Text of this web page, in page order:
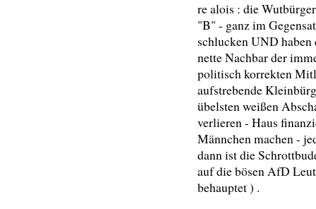
re alois : die
"B" - ganz im
schlucken UND
nette Nachbar der
politisch korrekten
aufstrebende
übelsten weißen
verlieren - Haus
Männchen machen -
dann ist die
auf die bösen AfD
behauptet ) .